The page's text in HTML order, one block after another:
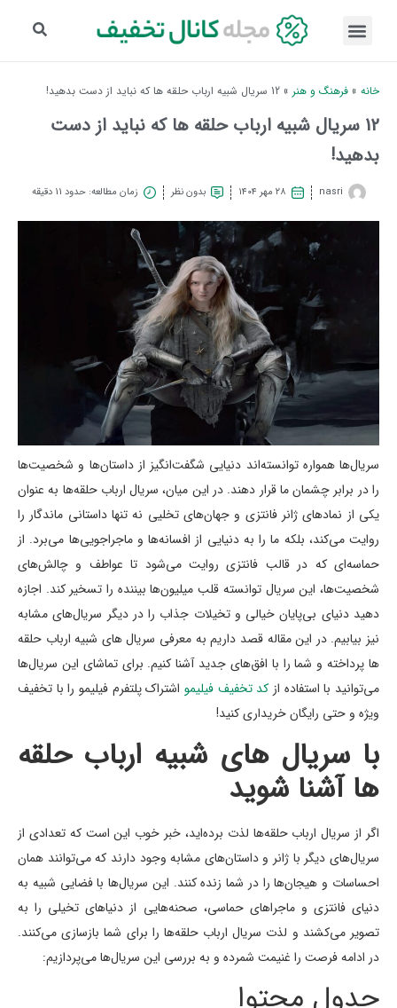
خانه » فرهنگ و هنر » 12 سریال شبیه ارباب حلقه ها که نباید از دست بدهید!
12 سریال شبیه ارباب حلقه ها که نباید از دست
بدهید!
nasri ۲۸ مهر ۱۴۰۴ بدون نظر زمان مطالعه: حدود 11 دقیقه
سریال‌ها همواره توانسته‌اند دنیایی شگفت‌انگیز از داستان‌ها و شخصیت‌ها
را در برابر چشمان ما قرار دهند. در این میان، سریال ارباب حلقه‌ها به عنوان
یکی از نمادهای ژانر فانتزی و جهان‌های تخلیی نه تنها داستانی ماندگار را
روایت می‌کند، بلکه ما را به دنیایی از افسانه‌ها و ماجراجویی‌ها می‌برد. از
حماسه‌ای که در قالب فانتزی روایت می‌شود تا عواطف و چالش‌های
شخصیت‌ها، این سریال توانسته قلب میلیون‌ها بیننده را تسخیر کند. اجازه
دهید دنیای بی‌پایان خیالی و تخیلات جذاب را در دیگر سریال‌های مشابه
نیز بیابیم. در این مقاله قصد داریم به معرفی سریال های شبیه ارباب حلقه
ها پرداخته و شما را با افق‌های جدید آشنا کنیم. برای تماشای این سریال‌ها
می‌توانید با استفاده از کد تخفیف فیلیمو اشتراک پلتفرم فیلیمو را با تخفیف
ویژه و حتی رایگان خریداری کنید!
با سریال های شبیه ارباب حلقه
ها آشنا شوید
اگر از سریال ارباب حلقه‌ها لذت برده‌اید، خبر خوب این است که تعدادی از
سریال‌های دیگر با ژانر و داستان‌های مشابه وجود دارند که می‌توانند همان
احساسات و هیجان‌ها را در شما زنده کنند. این سریال‌ها با فضایی شبیه به
دنیای فانتزی و ماجراهای حماسی، صحنه‌هایی از دنیاهای تخیلی را به
تصویر می‌کشند و لذت سریال ارباب حلقه‌ها را برای شما بازسازی می‌کنند.
در ادامه فرصت را غنیمت شمرده و به بررسی این سریال‌ها می‌پردازیم: